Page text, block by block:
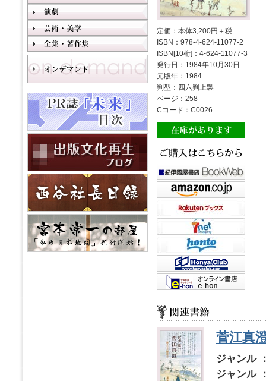
定価：本体3,200円＋税
ISBN：978-4-624-11077-2
ISBN[10桁]：4-624-11077-3
発行日：1984年10月30日
元版年：1984
判型：四六判上製
ページ：258
Cコード：C0026
菅江真
ジャンル
ジャンル